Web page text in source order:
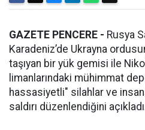
GAZETE PENCERE - Rusya
Karadeniz’de Ukrayna
taşıyan bir yük gemisi ile
limanlarındaki mühimmat
hassasiyetli" silahlar ve
saldırı düzenlendiğini